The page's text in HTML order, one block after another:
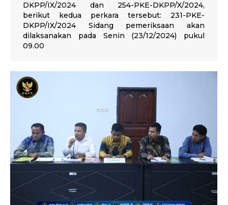
DKPP/IX/2024 dan 254-PKE-DKPP/X/2024,
berikut kedua perkara tersebut: 231-PKE-
DKPP/IX/2024 Sidang pemeriksaan akan
dilaksanakan pada Senin (23/12/2024) pukul
09.00